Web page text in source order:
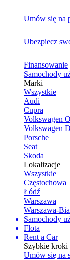
Umów się na
Ubezpiecz
Finansowanie
Samochody
Marki
Wszystkie
Audi
Cupra
Volkswagen
Volkswagen
Porsche
Seat
Skoda
Lokalizacje
Wszystkie
Częstochowa
Łódź
Warszawa
Warszawa-
Samochody
Flota
Rent a Car
Szybkie kroki
Umów się na